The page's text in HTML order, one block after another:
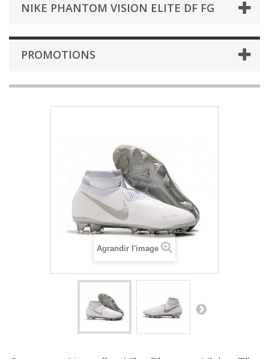
NIKE PHANTOM VISION ELITE DF FG
PROMOTIONS
Agrandir l'image